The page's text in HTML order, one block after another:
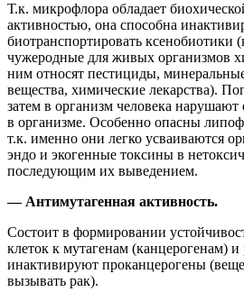
Т.к. микрофлора обладает
активностью, она способна
биотранспортировать ксенобиотики
чужеродные для живых организмов
ним относят пестициды,
вещества, химические лекарства).
затем в организм человека нарушают
в организме. Особенно опасны
т.к. именно они легко усваиваются
эндо и экогенные токсины в
последующим их выведением.
— Антимутагенная активность.
Состоит в формировании
клеток к мутагенам (канцерогенам)
инактивируют проканцерогены
вызывать рак).